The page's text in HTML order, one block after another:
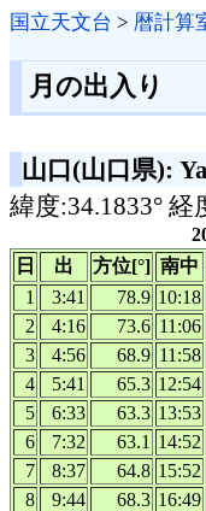
国立天文台 > 暦計算
月の出入り
山口(山口県):
緯度:34.1833° 経
日
出 方位[°] 南中
1
3:41 78.9 10:18
2
4:16 73.6 11:06
3
4:56 68.9 11:58
4
5:41 65.3 12:54
5
6:33 63.3 13:53
6
7:32 63.1 14:52
7
8:37 64.8 15:52
8
9:44 68.3 16:49